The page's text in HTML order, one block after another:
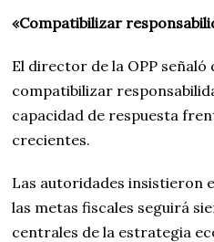
«Compatibilizar
El director de la OPP señaló
compatibilizar
capacidad de respuesta
crecientes.
Las autoridades insistieron
las metas fiscales seguirá
centrales de la estrategia